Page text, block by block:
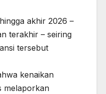
akhir 2026 –
terakhir – seiring
tersebut
kenaikan
melaporkan